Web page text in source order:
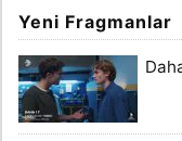
Yeni Fragmanlar